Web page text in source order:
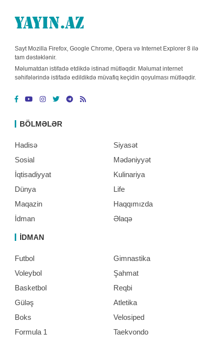
Sayt Mozilla Firefox, Google Chrome, Opera və Internet Explorer 8 ilə
tam dəstəklənir.
Məlumatdan istifadə etdikdə istinad mütləqdir. Məlumat internet
səhifələrində istifadə edildikdə müvafiq keçidin qoyulması mütləqdir.
BÖLMƏLƏR
Hadisə
Sosial
İqtisadiyyat
Dünya
Maqazin
İdman
Siyasət
Mədəniyyət
Kulinariya
Life
Haqqımızda
Əlaqə
İDMAN
Futbol
Voleybol
Basketbol
Güləş
Boks
Formula 1
Gimnastika
Şahmat
Reqbi
Atletika
Velosiped
Taekvondo